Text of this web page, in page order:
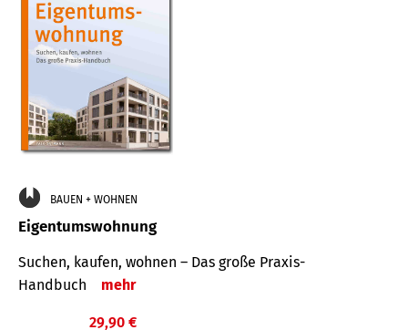
BAUEN + WOHNEN
Eigentumswohnung
Suchen, kaufen, wohnen – Das große Praxis-
Handbuch
mehr
29,90 €